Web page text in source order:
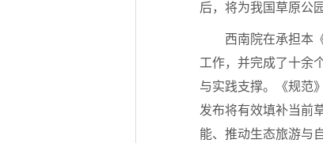
后，将为我国草原公
西南院在承担本
工作，并完成了十余
与实践支撑。《规范
发布将有效填补当前
能、推动生态旅游与